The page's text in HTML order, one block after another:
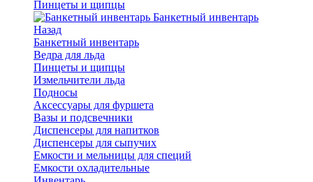
Пинцеты и щипцы
Банкетный инвентарь
Назад
Банкетный инвентарь
Ведра для льда
Пинцеты и щипцы
Измельчители льда
Подносы
Аксессуары для фуршета
Вазы и подсвечники
Диспенсеры для напитков
Диспенсеры для сыпучих
Емкости и мельницы для специй
Емкости охладительные